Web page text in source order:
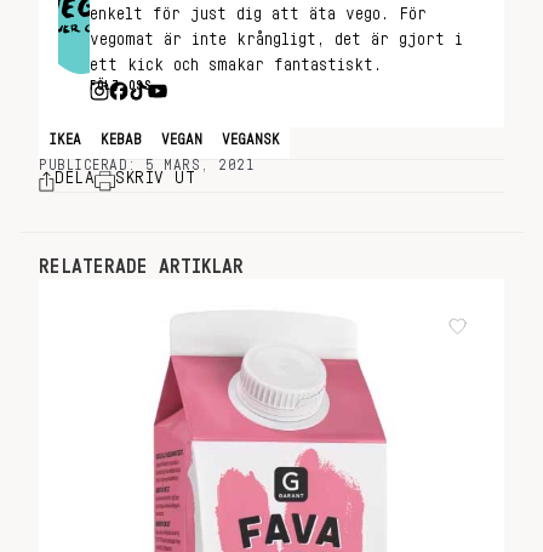
enkelt för just dig att äta vego. För
vegomat är inte krångligt, det är gjort i
ett kick och smakar fantastiskt.
FÖLJ OSS
IKEA KEBAB VEGAN
VEGANSK
PUBLICERAD: 5 MARS, 2021
DELA SKRIV UT
RELATERADE ARTIKLAR